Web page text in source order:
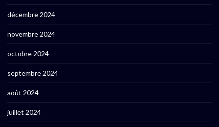
décembre 2024
novembre 2024
octobre 2024
septembre 2024
août 2024
juillet 2024